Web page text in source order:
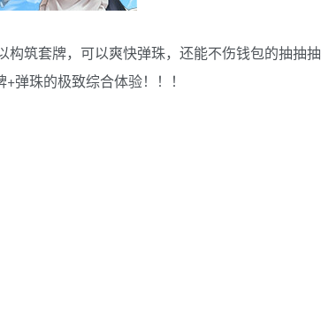
筑套牌，可以爽快弹珠，还能不伤钱包的抽抽抽
珠的极致综合体验！！！